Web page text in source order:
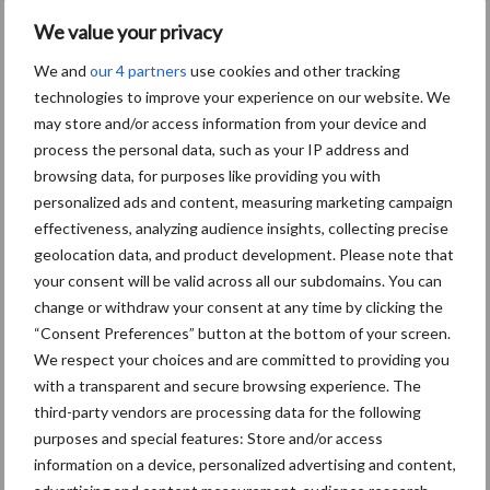
We value your privacy
We and our 4 partners use cookies and other tracking
technologies to improve your experience on our website. We
may store and/or access information from your device and
process the personal data, such as your IP address and
browsing data, for purposes like providing you with
personalized ads and content, measuring marketing campaign
effectiveness, analyzing audience insights, collecting precise
geolocation data, and product development. Please note that
your consent will be valid across all our subdomains. You can
change or withdraw your consent at any time by clicking the
“Consent Preferences” button at the bottom of your screen.
We respect your choices and are committed to providing you
with a transparent and secure browsing experience. The
third-party vendors are processing data for the following
purposes and special features: Store and/or access
information on a device, personalized advertising and content,
Primaire
Sidebar
Recent nieuws Partner nieuws
30 dec
Hervorming flexibele
arbeidscontracten kent mitsen en
maren
29 dec
Freddy van de Ridder Cleaners:
“Glazenwassen zit in m’n bloed,
maar innoveren is mijn toekomst”
24 dec
Friendship Sports Centre maakt
Toon meer